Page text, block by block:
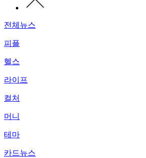
전체뉴스
피플
헬스
라이프
컬처
머니
테마
카드뉴스